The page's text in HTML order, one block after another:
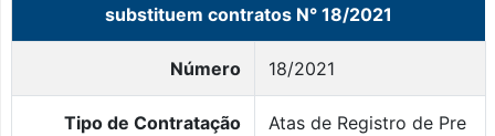
substituem contratos N° 18/2021
Número 18/2021
Tipo de Contratação
Atas de Registro de Pre